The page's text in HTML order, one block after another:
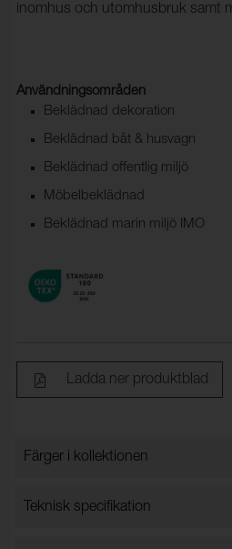
inomhus och utomhusbruk samt
Användningsområden
Beklädnad dekoration
Beklädnad båt & husvagn
Beklädnad offentlig miljö
Möbelbeklädnad
Beklädnad marin miljö IMO
Ladda ner produktblad
Färger i kollektionen
Färger i
Teknisk specifikation